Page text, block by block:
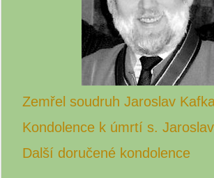
Zemřel soudruh Jaroslav
Kondolence k úmrtí s.
Další doručené kondolence